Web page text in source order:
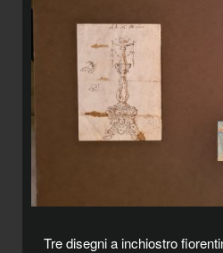
Tre disegni a inchiostro